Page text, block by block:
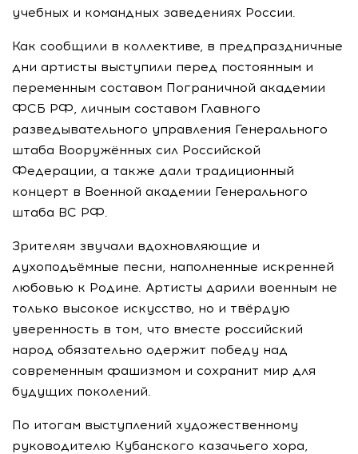
учебных и командных заведениях России.
Как сообщили в коллективе, в предпраздничные
дни артисты выступили перед постоянным и
переменным составом Пограничной академии
ФСБ РФ, личным составом Главного
разведывательного управления Генерального
штаба Вооружённых сил Российской
Федерации, а также дали традиционный
концерт в Военной академии Генерального
штаба ВС РФ.
Зрителям звучали вдохновляющие и
духоподъёмные песни, наполненные искренней
любовью к Родине. Артисты дарили военным не
только высокое искусство, но и твёрдую
уверенность в том, что вместе российский
народ обязательно одержит победу над
современным фашизмом и сохранит мир для
будущих поколений.
По итогам выступлений художественному
руководителю Кубанского казачьего хора,